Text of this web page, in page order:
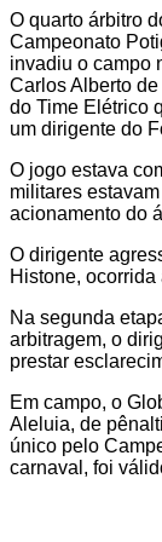
O quarto árbitro
Campeonato
invadiu o campo
Carlos Alberto
do Time Elétrico
um dirigente do
O jogo estava
militares
acionamento do
O dirigente
Histone,
Na segunda
arbitragem, o
prestar
Em campo, o
Aleluia, de
único pelo
carnaval, foi